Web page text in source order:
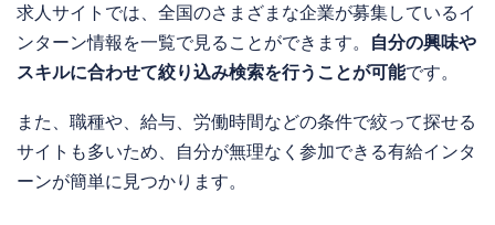
求人サイトでは、全国のさまざまな企業が募集しているイ
ンターン情報を一覧で見ることができます。
自分の興味や
スキルに合わせて絞り込み検索を行うことが可能です。
また、職種や、給与、労働時間などの条件で絞って探せる
サイトも多いため、自分が無理なく参加できる有給インタ
ーンが簡単に見つかります。